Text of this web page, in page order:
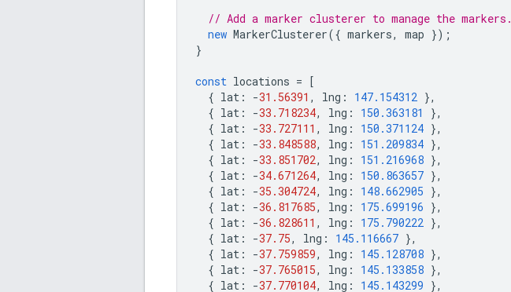
// Add a marker clusterer to manage the markers.
new MarkerClusterer({ markers, map });
}
const locations = [
{ lat : -31.56391 , lng : 147.154312 },
{ lat : -33.718234, lng : 150.363181
},
{ lat : -33.727111 , lng : 150.371124 },
{ lat : -33.848588, lng : 151.209834 },
{ lat : -33.851702, lng : 151.216968 },
{ lat : -34.671264, lng : 150.863657 },
{ lat : -35.304724, lng : 148.662905 },
{ lat : -36.817685, lng : 175.699196 },
{ lat : -36.828611 , lng : 175.790222 },
{ lat : -37.75, lng : 145.116667 },
{ lat : -37.759859, lng : 145.128708 },
{ lat : -37.765015, lng : 145.133858 },
{ lat : -37.770104, lng : 145.143299 },